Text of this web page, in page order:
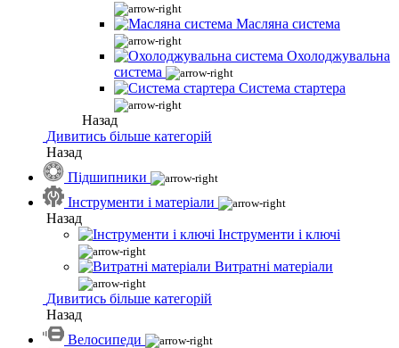
Масляна система
Охолоджувальна
система
Система стартера
Назад
Дивитись більше категорій
Назад
Підшипники
Інструменти і матеріали
Назад
Інструменти і ключі
Витратні матеріали
Дивитись більше категорій
Назад
Велосипеди